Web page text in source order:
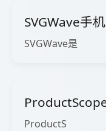
SVGWave手
SVGWave是
ProductS